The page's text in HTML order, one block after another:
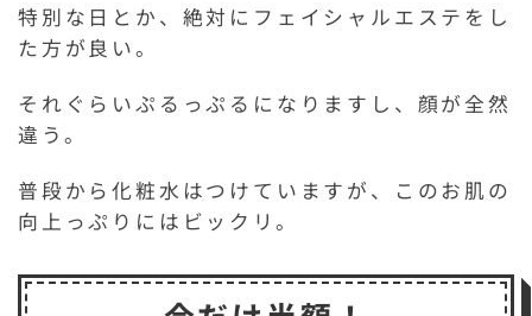
特別な日とか、絶対にフェイシャルエステをし
た方が良い。
それぐらいぷるっぷるになりますし、顔が全然
違う。
普段から化粧水はつけていますが、このお肌の
向上っぷりにはビックリ。